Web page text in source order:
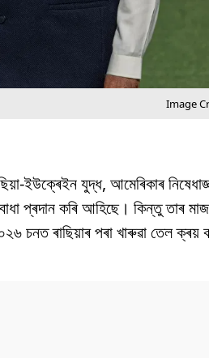
Image
ইউক্ৰেইন যুদ্ধ, আমেৰিকাৰ
প্ৰদান কৰি আহিছে। কিন্তু তাৰ
চনত ৰাছিয়াৰ পৰা খাৰুৱা তেল